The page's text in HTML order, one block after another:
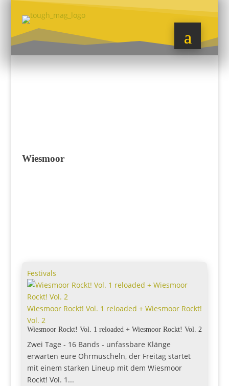
Wiesmoor
Festivals
Wiesmoor Rockt! Vol. 1 reloaded + Wiesmoor Rockt!
Vol. 2
Wiesmoor Rockt! Vol. 1 reloaded + Wiesmoor Rockt! Vol. 2
Zwei Tage - 16 Bands - unfassbare Klänge
erwarten eure Ohrmuscheln, der Freitag startet
mit einem starken Lineup mit dem Wiesmoor
Rockt! Vol. 1...